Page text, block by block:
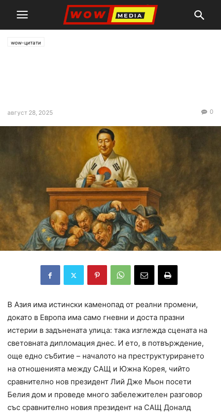
wow-цитати
август 28, 2025 0
В Азия има истински каменопад от реални промени,
докато в Европа има само гневни и доста празни
истерии в задънената улица: така изглежда сцената на
световната дипломация днес. И ето, в потвърждение,
още едно събитие – началото на преструктурирането
на отношенията между САЩ и Южна Корея, чийто
сравнително нов президент Лий Дже Мьон посети
Белия дом и проведе много забележителен разговор
със сравнително новия президент на САЩ Доналд